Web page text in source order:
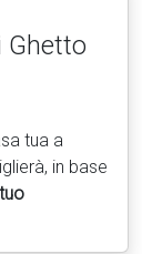
Ghetto
tua a
in base